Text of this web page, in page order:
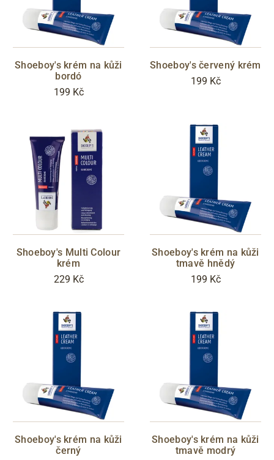
Shoeboy's krém na kůži
bordó
199 Kč
Shoeboy's červený krém
199 Kč
Shoeboy's Multi Colour
krém
229 Kč
Shoeboy's krém na kůži
tmavě hnědý
199 Kč
Shoeboy's krém na kůži
černý
Shoeboy's krém na kůži
tmavě modrý